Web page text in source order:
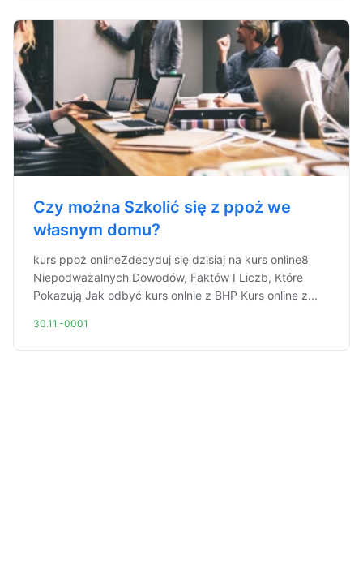
Czy można Szkolić się z ppoż we
własnym domu?
kurs ppoż onlineZdecyduj się dzisiaj na kurs online8
Niepodważalnych Dowodów, Faktów I Liczb, Które
Pokazują Jak odbyć kurs onlnie z BHP Kurs online z...
30.11.-0001